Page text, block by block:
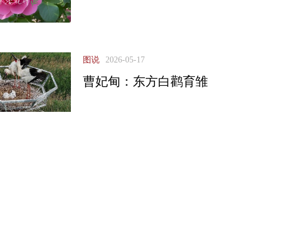
图说 2026-05-17
曹妃甸：东方白鹳育雏